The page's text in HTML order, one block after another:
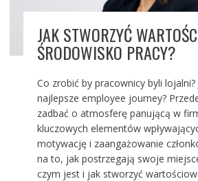
JAK STWORZYĆ
ŚRODOWISKO PRACY?
Co zrobić by pracownicy byli lojalni?
najlepsze employee journey?
zadbać o atmosferę panującą w
kluczowych elementów
motywację i zaangażowanie
na to, jak postrzegają swoje
czym jest i jak stworzyć